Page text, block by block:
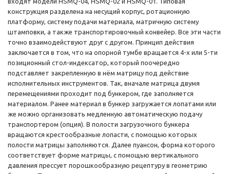
конструкция разделена на несущий корпус, ротационную
платформу, систему подачи материала, матричную систему
штамповки, а также транспортировочный конвейер. Все эти части
точно взаимодействуют друг с другом. Принцип действия
заключается в том, что на опорной тумбе вращается 4-х или 5-ти
позиционный стол-индексатор, который поочередно
подставляет закрепленную в нём матрицу под действие
исполнительных инструментов. Так, вначале матрица двумя
перемещениями проходит под бункером, где заполняется
материалом. Ранее материал в бункер загружается лопатами или
же можно организовать медленную автоматическую подачу
транспортером (опция). В полости загрузочного бункера
вращаются крестообразные лопасти, с помощью которых
полости матрицы заполняются. Далее пуансон, форма которого
соответствует форме матрицы, с помощью вертикального
давления прессует порошкообразную рецептуру в геометрию